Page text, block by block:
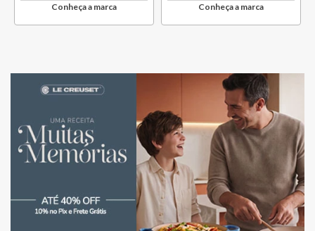
Conheça a marca Conheça a marca